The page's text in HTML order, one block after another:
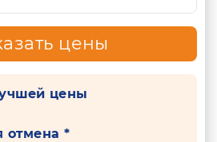
цены
цены
отмена *